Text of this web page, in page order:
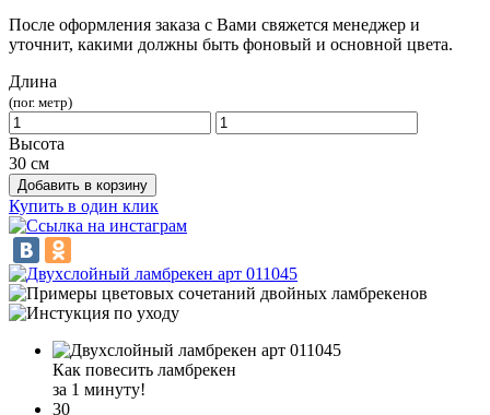
После оформления заказа с Вами свяжется менеджер и
уточнит, какими должны быть фоновый и основной цвета.
Длина
(пог. метр)
Высота
30 см
Добавить в корзину
Купить в один клик
Как повесить ламбрекен
за 1 минуту!
30